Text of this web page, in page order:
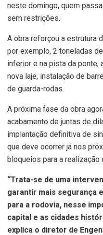
neste domingo, quem
sem restrições.
A obra reforçou a estrutura
por exemplo, 2 toneladas
inferior e na pista da ponte,
nova laje, instalação de
de guarda-rodas.
A próxima fase da obra
acabamento de juntas de
implantação definitiva de
que deve ocorrer já nos
bloqueios para a realização
“Trata-se de uma
garantir mais segurança
para a rodovia, nesse
capital e as cidades
explica o diretor de